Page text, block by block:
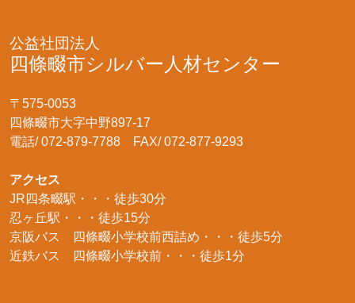
公益社団法人
四條畷市シルバー人材センター
〒575-0053
四條畷市大字中野897-17
電話/ 072-879-7788 FAX/ 072-877-9293
アクセス
JR四条畷駅・・・徒歩30分
忍ヶ丘駅・・・徒歩15分
京阪バス 四條畷小学校前西詰め・・・徒歩5分
近鉄バス 四條畷小学校前・・・徒歩1分